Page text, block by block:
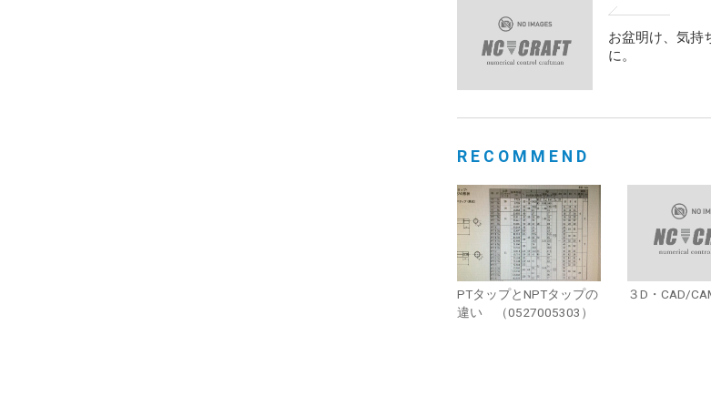
お盆明け、気持
に。
RECOMMEND
PTタップとNPTタップの
違い （0527005303）
３D・CAD/